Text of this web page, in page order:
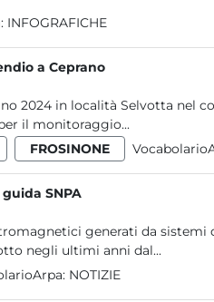
INFOGRAFICHE
a Ceprano
2024 in località Selvotta nel
il monitoraggio...
FROSINONE
SNPA
generati da
negli ultimi anni dal...
NOTIZIE